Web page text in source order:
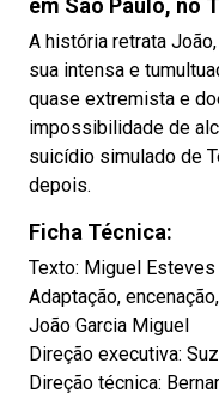
em São Paulo, no
A história retrata
sua intensa e
quase extremista e
impossibilidade de
suicídio simulado de
depois.
Ficha Técnica:
Texto: Miguel
Adaptação,
João Garcia Miguel
Direção executiva:
Direção técnica: